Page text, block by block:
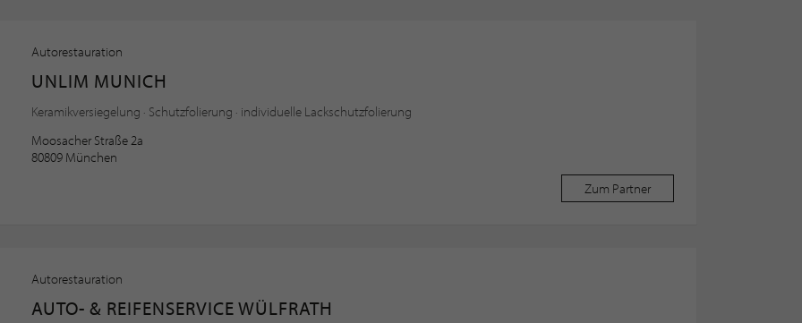
Autorestauration
UNLIM MUNICH
Keramikversiegelung · Schutzfolierung · individuelle Lackschutzfolierung
Moosacher Straße 2a
80809 München
Zum Partner
Autorestauration
AUTO- & REIFENSERVICE WÜLFRATH